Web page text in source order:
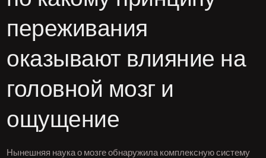
переживания
оказывают влияние на
головной мозг и
ощущение
Нынешняя наука о мозге обнаружила комплексную систему